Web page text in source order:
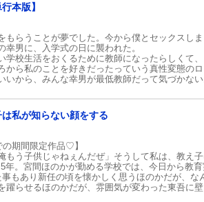
本版】
もらうことが夢でした。今から僕とセックスしま
幸男に、入学式の日に襲われた。
学校生活をおくるために教師になったらしくて、
から私のことを好きだったっていう真性変態の
いから、みんな幸男が最低教師だって気づかない
ことをする計画を立ててる変態教師が担任で顧
私が知らない顔をする
の期間限定作品♡】
もう子供じゃねぇんだぜ」そうして私は、教え子
。宮間ほのかが勤める学校では、今日から教育
もあり新任の頃を懐かしく思うほのかだが、
躍らせるほのかだが、雰囲気が変わった東吾に